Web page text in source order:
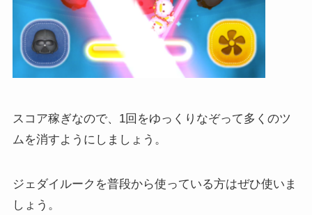
スコア稼ぎなので、1回をゆっくりなぞって多くのツ
ムを消すようにしましょう。
ジェダイルークを普段から使っている方はぜひ使いま
しょう。